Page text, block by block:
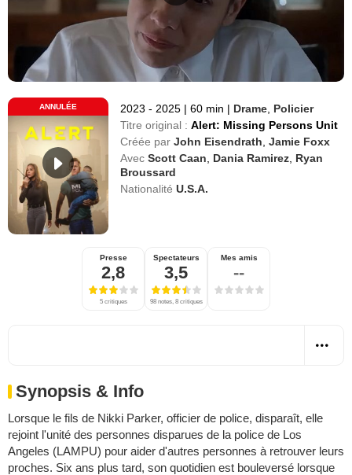
ANNULÉE 2023 - 2025 | 60 min | Drame Policier
Titre original : Alert: Missing Persons Unit
Créée par John Eisendrath ,Jamie Foxx
Avec Scott Caan Dania Ramirez Ryan
Broussard
Nationalité U.S.A.
Presse
2,8
5 critiques
Spectateurs
3,5
98 notes, 8 critiques
Mes amis
--
Synopsis & Info
Lorsque le fils de Nikki Parker, officier de police, disparaît, elle
rejoint l'unité des personnes disparues de la police de Los
Angeles (LAMPU) pour aider d'autres personnes à retrouver leurs
proches. Six ans plus tard, son quotidien est bouleversé lorsque